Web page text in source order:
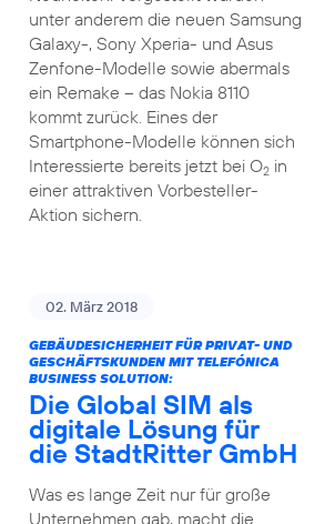
unter anderem die neuen Samsung
Galaxy-, Sony Xperia- und Asus
Zenfone-Modelle sowie abermals
ein Remake – das Nokia 8110
kommt zurück. Eines der
Smartphone-Modelle können sich
Interessierte bereits jetzt bei O2in
einer attraktiven Vorbesteller-
Aktion sichern.
02. März 2018
GEBÄUDESICHERHEIT FÜR PRIVAT- UND
GESCHÄFTSKUNDEN MIT TELEFÓNICA
BUSINESS SOLUTION:
Die Global SIM als
digitale Lösung für
die StadtRitter GmbH
Was es lange Zeit nur für große
Unternehmen gab, macht die